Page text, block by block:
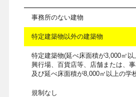
事務所のない建物
特定建築物以外の建築物
特定建築物(延べ床面積が3,000㎡以
興行場、百貨店等、店舗または、
及び延べ床面積が8,000㎡以上の学
規制なし